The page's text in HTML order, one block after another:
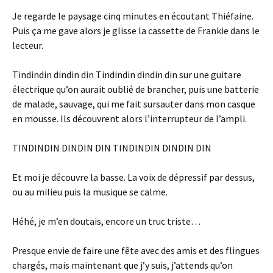
Je regarde le paysage cinq minutes en écoutant Thiéfaine.
Puis ça me gave alors je glisse la cassette de Frankie dans le
lecteur.
Tindindin dindin din Tindindin dindin din sur une guitare
électrique qu’on aurait oublié de brancher, puis une batterie
de malade, sauvage, qui me fait sursauter dans mon casque
en mousse. Ils découvrent alors l’interrupteur de l’ampli.
TINDINDIN DINDIN DIN TINDINDIN DINDIN DIN
Et moi je découvre la basse. La voix de dépressif par dessus,
ou au milieu puis la musique se calme.
Héhé, je m’en doutais, encore un truc triste…
Presque envie de faire une fête avec des amis et des flingues
chargés, mais maintenant que j’y suis, j’attends qu’on